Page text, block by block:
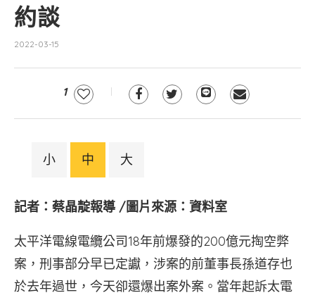
約談
2022-03-15
1
小 中 大
記者：蔡晶靛報導 /圖片來源：資料室
太平洋電線電纜公司18年前爆發的200億元掏空弊
案，刑事部分早已定讞，涉案的前董事長孫道存也
於去年過世，今天卻還爆出案外案。當年起訴太電